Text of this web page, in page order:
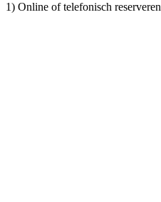
1) Online of telefonisch reserveren